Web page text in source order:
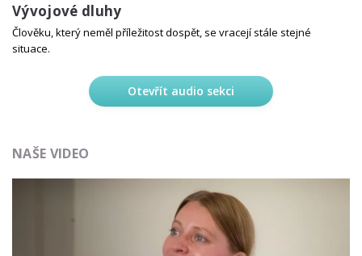
Vývojové dluhy
Člověku, který neměl příležitost dospět, se vracejí stále stejné
situace.
Otevřít audio sekci
NAŠE VIDEO